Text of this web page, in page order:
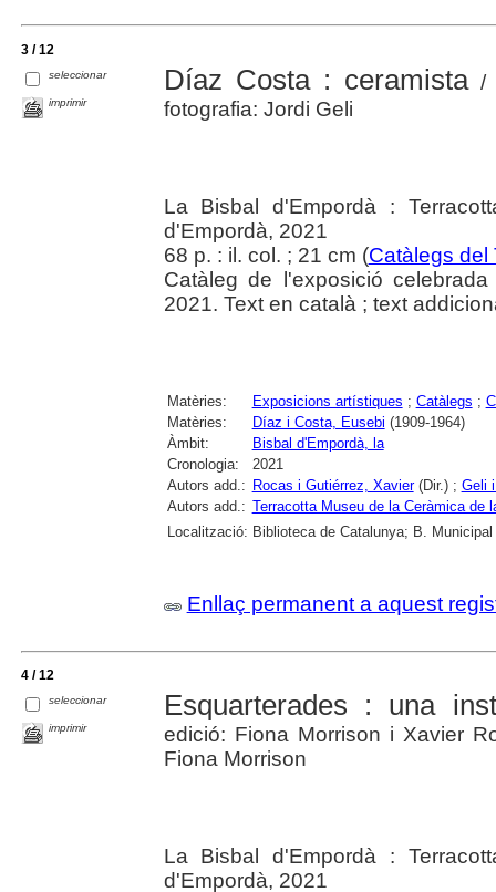
3 / 12
seleccionar
imprimir
Díaz Costa : ceramista/
fotografia: Jordi Geli
La Bisbal d'Empordà :
d'Empordà, 2021
68 p. : il. col. ; 21 cm (Catàlegs del
Catàleg de l'exposició
2021. Text en català ; text
Matèries: Exposicions artístiques ; Catàlegs ;
Matèries:
Díaz i Costa, Eusebi (1909-1964)
Àmbit:
Bisbal d'Empordà, la
Cronologia:
2021
Autors add.: Rocas i Gutiérrez, Xavier(Dir.) ; Geli
Autors add.: Terracotta Museu de la Ceràmica de
Localització: Biblioteca de Catalunya; B.
Enllaç permanent a aquest
4 / 12
seleccionar
imprimir
Esquarterades : una
edició: Fiona Morrison i Xavier
Fiona Morrison
La Bisbal d'Empordà :
d'Empordà, 2021